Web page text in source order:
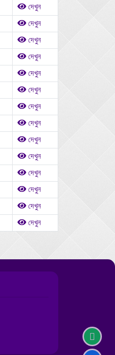
দেখুন
দেখুন
দেখুন
দেখুন
দেখুন
দেখুন
দেখুন
দেখুন
দেখুন
দেখুন
দেখুন
দেখুন
দেখুন
দেখুন